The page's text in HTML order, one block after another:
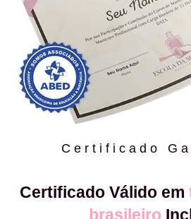
Certificado
Certificado Válido em
brasileiro